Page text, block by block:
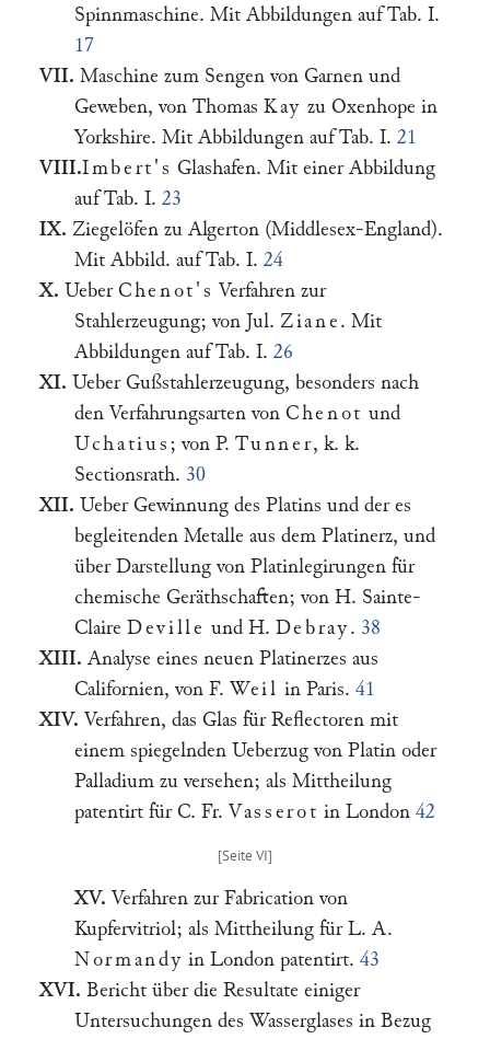
Spinnmaschine. Mit Abbildungen auf Tab. I.
17
VII. Maschine zum Sengen von Garnen und
Geweben, von Thomas Kay zu Oxenhope in
Yorkshire. Mit Abbildungen auf Tab. I. 21
VIII.Imbert's Glashafen. Mit einer Abbildung
auf Tab. I. 23
IX. Ziegelöfen zu Algerton (Middlesex-England).
Mit Abbild. auf Tab. I. 24
X. Ueber Chenot's Verfahren zur
Stahlerzeugung; von Jul. Ziane . Mit
Abbildungen auf Tab. I. 26
XI. Ueber Gußstahlerzeugung, besonders nach
den Verfahrungsarten von Chenot und
Uchatius ; von P.Tunner, k. k.
Sectionsrath. 30
XII. Ueber Gewinnung des Platins und der es
begleitenden Metalle aus dem Platinerz, und
über Darstellung von Platinlegirungen für
chemische Geräthschaften; von H. Sainte-
Claire Deville und H. Debray. 38
XIII. Analyse eines neuen Platinerzes aus
Californien, von F. Weil in Paris. 41
XIV. Verfahren, das Glas für Reflectoren mit
einem spiegelnden Ueberzug von Platin oder
Palladium zu versehen; als Mittheilung
patentirt für C. Fr. Vasserot in London42
XV. Verfahren zur Fabrication von
Kupfervitriol; als Mittheilung für L. A.
Normandy in London patentirt.43
XVI. Bericht über die Resultate einiger
Untersuchungen des Wasserglases in Bezug